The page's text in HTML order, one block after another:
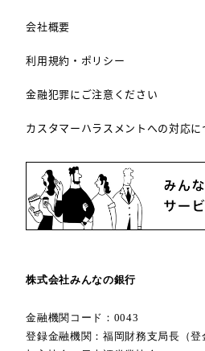
会社概要
利用規約・ポリシー
金融犯罪にご注意ください
カスタマーハラスメントへの対応に
株式会社みんなの銀行
金融機関コード：0043
登録金融機関：福岡財務支局長（登